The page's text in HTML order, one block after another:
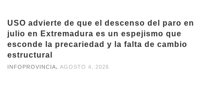
USO advierte de que el descenso del paro en
julio en Extremadura es un espejismo que
esconde la precariedad y la falta de cambio
estructural
INFOPROVINCIA AGOSTO 4, 2026